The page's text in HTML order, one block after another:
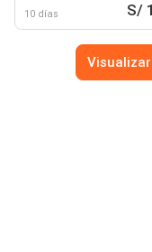
10 días S/